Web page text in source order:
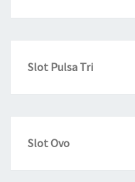
Slot Pulsa Tri
Slot Ovo